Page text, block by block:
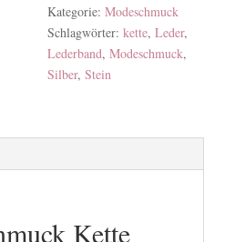
Kategorie:Modeschmuck
Schlagwörter:kette,Leder,
Lederband,Modeschmuck,
Silber,Stein
Kette